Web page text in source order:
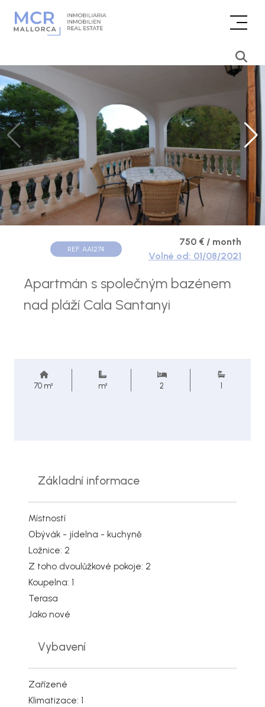
REF. AA1274
750 € / month
Volné od: 01/08/2021
Apartmán s společným bazénem
nad pláží Cala Santanyi
70 m² m² 2 1
Základní informace
Místností
Obývák - jídelna - kuchyně
Ložnice: 2
Z toho dvoulůžkové pokoje: 2
Koupelna: 1
Terasa
Jako nové
Vybavení
Zařízené
Klimatizace: 1